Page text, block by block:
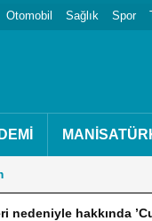
Otomobil Sağlık Spor